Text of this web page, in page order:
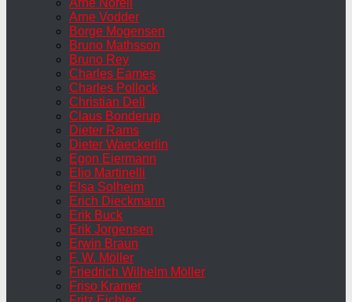
Arne Vodder
Borge Mogensen
Bruno Mathsson
Bruno Rey
Charles Eames
Charles Pollock
Christian Dell
Claus Bonderup
Dieter Rams
Dieter Waeckerlin
Egon Eiermann
Elio Martinelli
Elsa Solheim
Erich Dieckmann
Erik Buck
Erik Jorgensen
Erwin Braun
F. W. Möller
Friedrich Wilhelm Möller
Friso Kramer